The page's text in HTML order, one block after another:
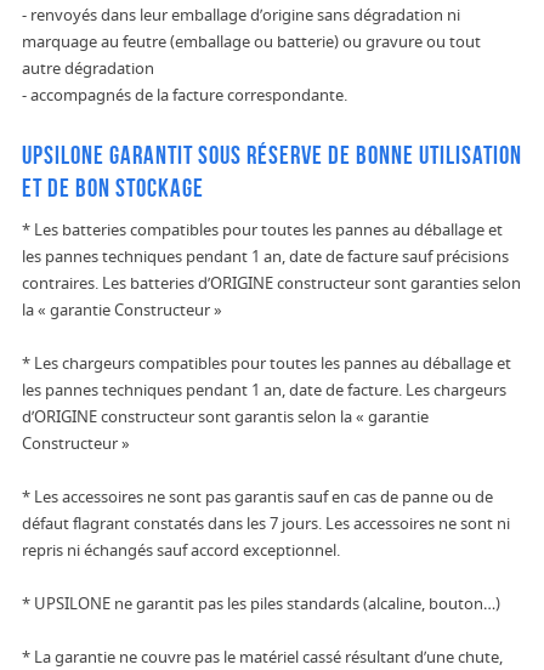
- renvoyés dans leur emballage d’origine sans dégradation ni
marquage au feutre (emballage ou batterie) ou gravure ou tout
autre dégradation
- accompagnés de la facture correspondante.
UPSILONE garantit sous réserve de bonne utilisation
et de bon stockage
* Les batteries compatibles pour toutes les pannes au déballage et
les pannes techniques pendant 1 an, date de facture sauf précisions
contraires. Les batteries d’ORIGINE constructeur sont garanties selon
la « garantie Constructeur »
* Les chargeurs compatibles pour toutes les pannes au déballage et
les pannes techniques pendant 1 an, date de facture. Les chargeurs
d’ORIGINE constructeur sont garantis selon la « garantie
Constructeur »
* Les accessoires ne sont pas garantis sauf en cas de panne ou de
défaut flagrant constatés dans les 7 jours. Les accessoires ne sont ni
repris ni échangés sauf accord exceptionnel.
* UPSILONE ne garantit pas les piles standards (alcaline, bouton…)
* La garantie ne couvre pas le matériel cassé résultant d’une chute,